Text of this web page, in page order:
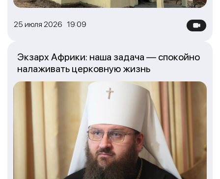
25 июля 2026 19:09
Экзарх Африки: наша задача — спокойно
налаживать церковную жизнь